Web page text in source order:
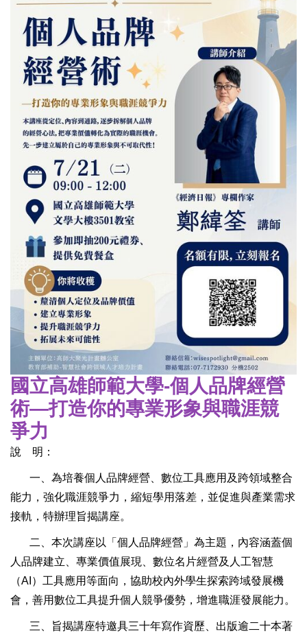
國立高雄師範大學-個人品牌經營
術—打造你的專業形象與職涯競
爭力
說 明：
一、為培養個人品牌經營、數位工具應用及跨領域整合
能力，強化職涯競爭力，縮短學用落差，並促進與產業需求
接軌，特辦理旨揭講座。
二、本次講座以「個人品牌經營」為主題，內容涵蓋個
人品牌建立、專業價值展現、數位名片經營及人工智慧
（AI）工具應用等面向，協助校內外學生探索跨域發展機
會，善用數位工具提升個人競爭優勢，增進職涯發展能力。
三、旨揭講座特邀具三十年寫作資歷、出版逾二十本著